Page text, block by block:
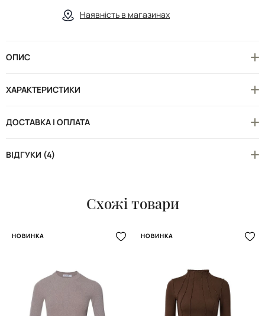
Наявність в магазинах
ОПИС
ХАРАКТЕРИСТИКИ
ДОСТАВКА І ОПЛАТА
ВІДГУКИ (4)
Схожі товари
НОВИНКА НОВИНКА